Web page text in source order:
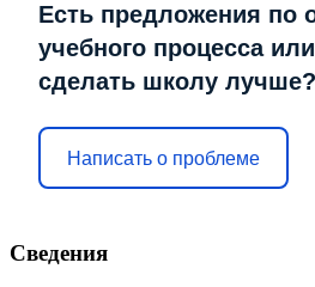
Есть предложения по
учебного процесса
сделать школу лучше?
Написать о проблеме
Сведения